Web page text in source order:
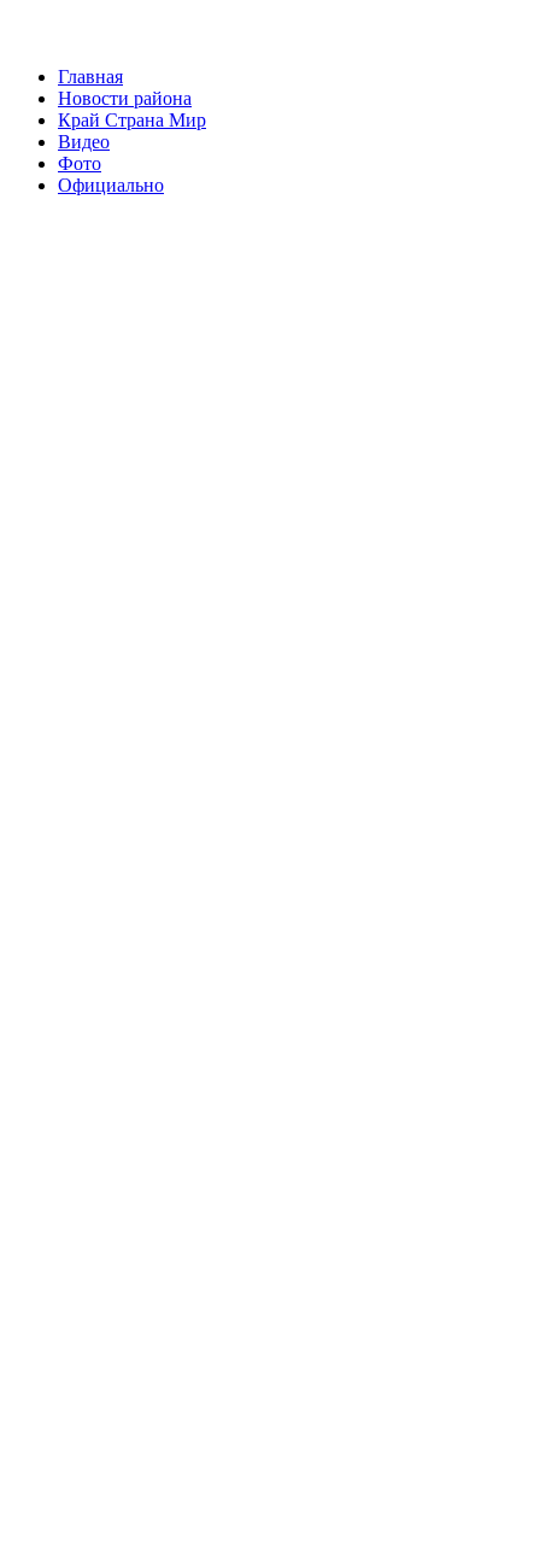
Главная
Новости района
Край Страна Мир
Видео
Фото
Официально